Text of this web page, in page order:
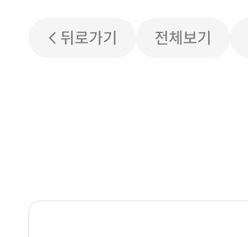
< 뒤로가기 전체보기